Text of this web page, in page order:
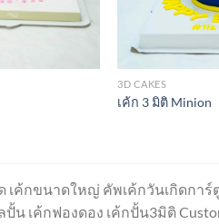
3D CAKES
เค้ก 3 มิติ Minion
เค้กขนาดใหญ่ คัพเค้กวันเกิดการ์
น เค้กฟองดอง เค้กปั้น3มิติ